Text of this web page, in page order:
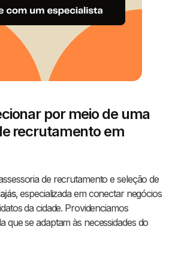
por meio de uma
recrutamento em
de recrutamento e seleção de
, especializada em conectar negócios
da cidade. Providenciamos
que se adaptam às necessidades do